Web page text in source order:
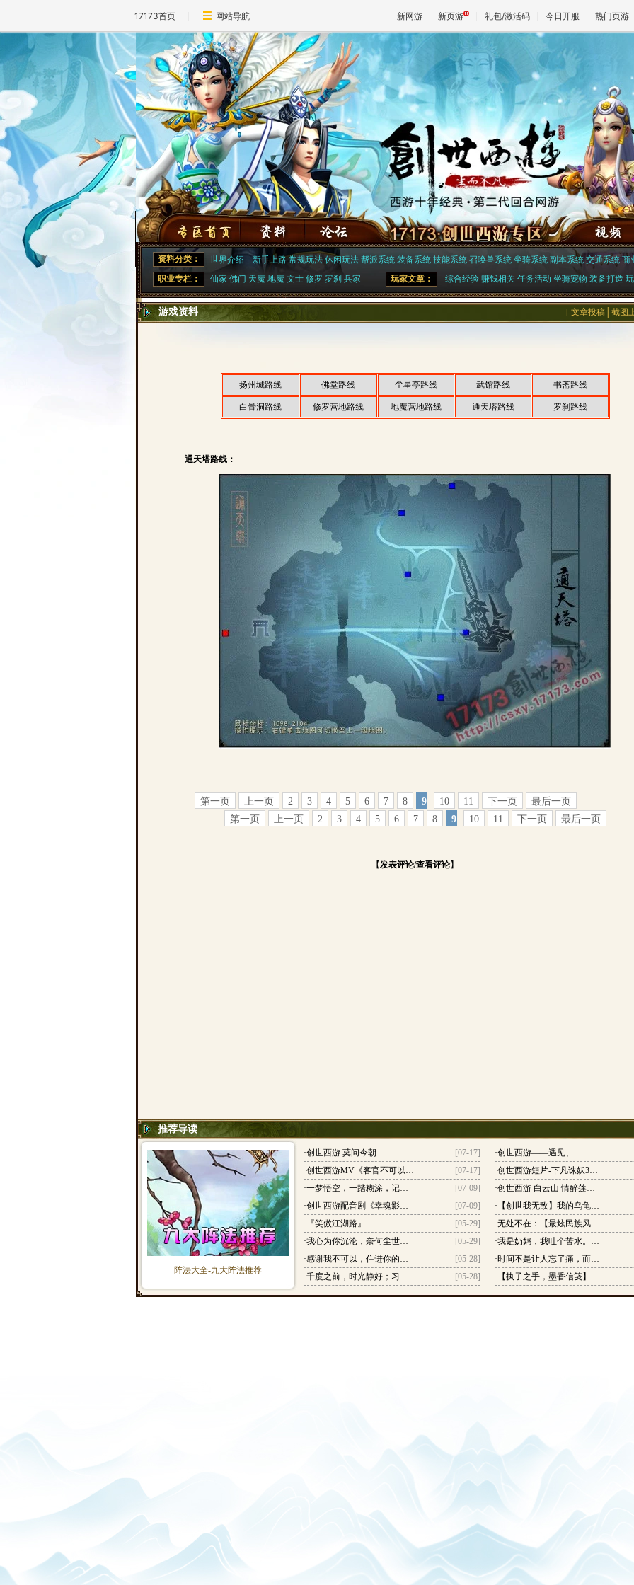
17173首页 网站导航 新网游 新页游 礼包/激活码 今日开服 热门页游
魔兽
天堂
王权与
资料分类： 世界介绍 新手上路 常规玩法 休闲玩法 帮派系统 装备系统 技能系统 召唤兽系统 坐骑系统 副本系统 交通系统 商
职业专栏：
仙家 佛门 天魔 地魔 文士 修罗 罗刹 兵家 玩家文章： 综合经验 赚钱相关 任务活动 坐骑宠物 装备打造
游戏资料 [ 文章投稿 截图
扬州城路线 佛堂路线 尘星亭路线 武馆路线 书斋路线
白骨洞路线 修罗营地路线 地魔营地路线 通天塔路线 罗刹路线
通天塔路线：
第一页 上一页 2 3 4 5 6 7 8 9 10 11 下一页
最后一页
第一页
上一页 2 3 4 5 6 7 8 9 10 11 下一页 最后一页
【发表评论/查看评论】
推荐导读
阵法大全-九大阵法推荐
[07-17]
·创世西游 莫问今朝 ·创世西游——遇见、
[07-17]
·创世西游MV《客官不可以… ·创世西游短片-下凡诛妖3…
[07-09]
·一梦悟空，一踏糊涂，记… ·创世西游 白云山 情醉莲…
[07-09]
·创世西游配音剧《幸魂影… · 【创世我无敌】我的乌龟…
[05-29]
· 『笑傲江湖路』 ·无处不在：【最炫民族风…
[05-29]
·我心为你沉沦，奈何尘世… ·我是奶妈，我吐个苦水。…
[05-28]
·感谢我不可以，住进你的… ·时间不是让人忘了痛，而…
[05-28]
·千度之前，时光静好；习… · 【执子之手，墨香信笺】…